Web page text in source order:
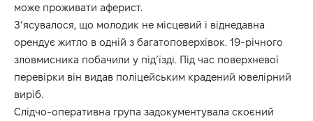
може проживати аферист.
З’ясувалося, що молодик не місцевий і віднедавна
орендує житло в одній з багатоповерхівок. 19-річного
зловмисника побачили у під’їзді. Під час поверхневої
перевірки він видав поліцейським крадений ювелірний
виріб.
Слідчо-оперативна група задокументувала скоєний